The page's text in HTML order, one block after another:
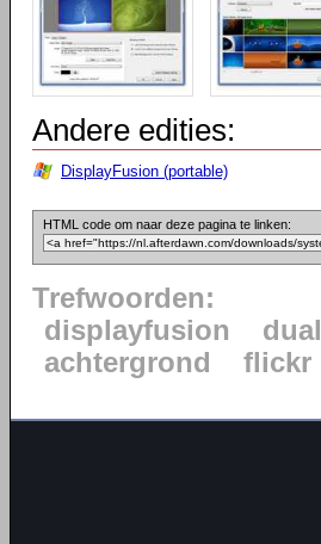
Andere edities:
DisplayFusion (portable)
HTML code om naar deze pagina te linken:
Trefwoorden:
displayfusion
dual
achtergrond
flickr